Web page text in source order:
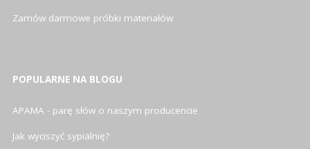
Zamów darmowe próbki materiałów
POPULARNE NA BLOGU
APAMA - parę słów o naszym producencie
Jak wyciszyć sypialnię?